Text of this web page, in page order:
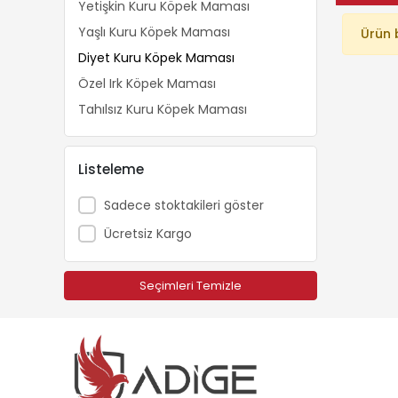
Yetişkin Kuru Köpek Maması
Yaşlı Kuru Köpek Maması
Diyet Kuru Köpek Maması
Özel Irk Köpek Maması
Tahılsız Kuru Köpek Maması
Listeleme
Sadece stoktakileri göster
Ücretsiz Kargo
Seçimleri Temizle
Ürün